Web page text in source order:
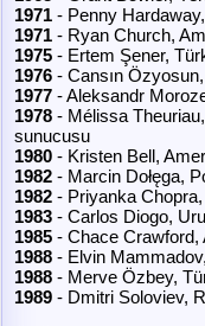
1971 - Penny
1971 - Ryan Church,
1975 - Ertem Şener,
1976 - Cansın
1977 - Aleksandr
1978 - Mélissa
sunucusu
1980 - Kristen Bell,
1982 - Marcin Dołęga,
1982 - Priyanka
1983 - Carlos Diogo,
1985 - Chace Crawford,
1988 - Elvin
1988 - Merve Özbey,
1989 - Dmitri Soloviev,